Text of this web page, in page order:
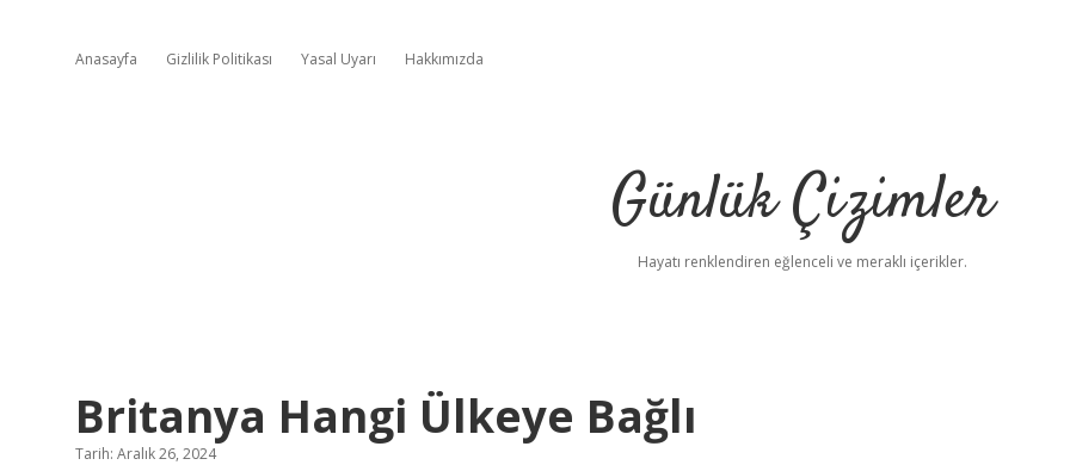
Anasayfa Gizlilik Politikası Yasal Uyarı Hakkımızda
Günlük Çizimler
Hayatı renklendiren eğlenceli ve meraklı içerikler.
Britanya Hangi Ülkeye Bağlı
Tarih: Aralık 26, 2024